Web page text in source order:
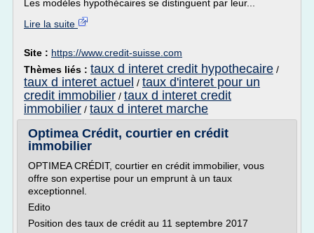
Les modèles hypothécaires se distinguent par leur...
Lire la suite
Site : https://www.credit-suisse.com
Thèmes liés : taux d interet credit hypothecaire /
taux d interet actuel / taux d'interet pour un
credit immobilier / taux d interet credit
immobilier / taux d interet marche
Optimea Crédit, courtier en crédit
immobilier
OPTIMEA CRÉDIT, courtier en crédit immobilier, vous
offre son expertise pour un emprunt à un taux
exceptionnel.
Edito
Position des taux de crédit au 11 septembre 2017